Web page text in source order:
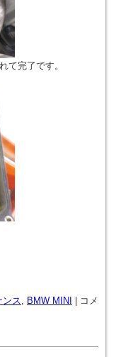
て完了です。
ンス, BMW MINI
コメ